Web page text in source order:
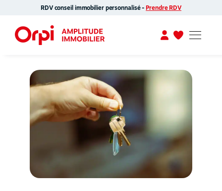
RDV conseil immobilier personnalisé - Prendre RDV